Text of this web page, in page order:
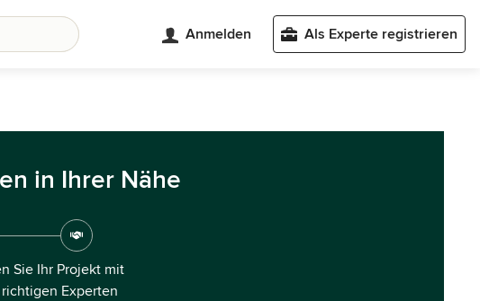
Anmelden Als Experte registrieren
in Ihrer Nähe
Sie Ihr Projekt mit
Experten